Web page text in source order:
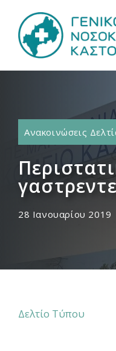
περιεχόμενο
Ανακοινώσεις
28 Ιανουαρίου 2019
Δελτίο Τύπου